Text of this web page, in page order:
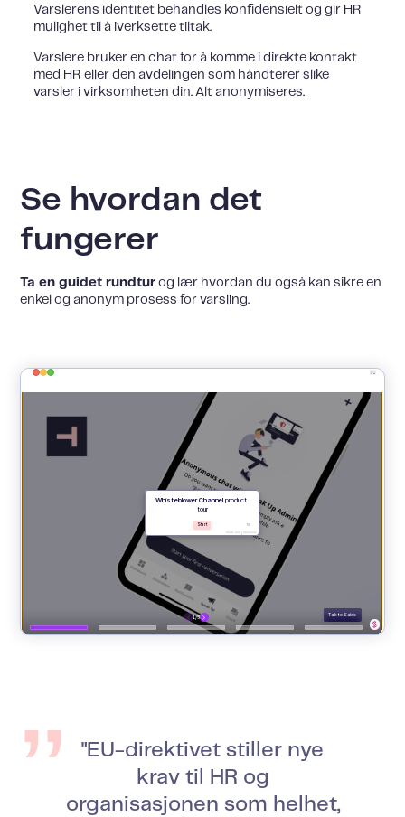
Varslerens identitet behandles konfidensielt og gir HR
mulighet til å iverksette tiltak.
Varslere bruker en chat for å komme i direkte kontakt
med HR eller den avdelingen som håndterer slike
varsler i virksomheten din. Alt anonymiseres.
Se hvordan det
fungerer
Ta en guidet rundtur og lær hvordan du også kan sikre en
enkel og anonym prosess for varsling.
"EU-direktivet stiller nye
krav til HR og
organisasjonen som helhet,